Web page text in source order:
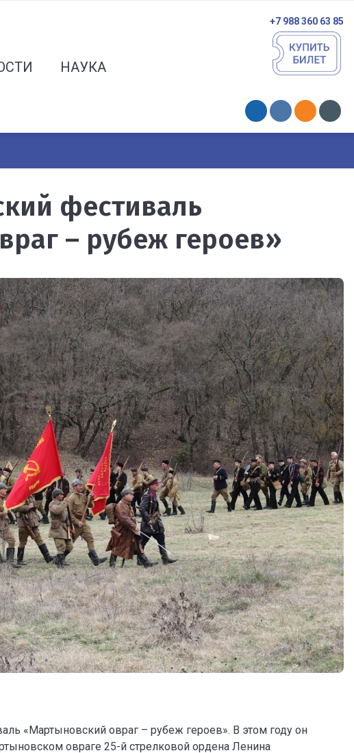
НАУКА
+7 988 360 63 85
фестиваль
– рубеж героев»
«Мартыновский овраг – рубеж героев». В этом году он
овраге 25-й стрелковой ордена Ленина